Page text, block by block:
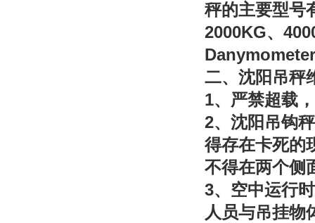
秤的主要型号
2000KG、
Danymometer
二、沈阳吊秤
1、严禁超载
2、沈阳吊钩
得存在卡死的
不得在两个侧
3、空中运行
人员与吊挂物